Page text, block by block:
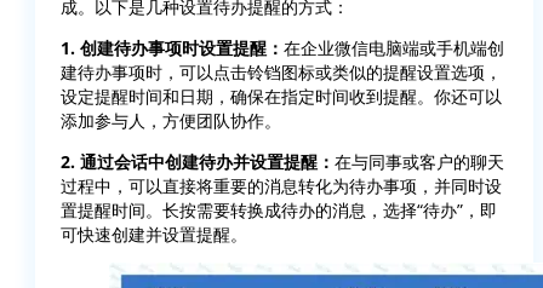
成。以下是几种设置待办提醒的方式：
1. 创建待办事项时设置提醒： 在企业微信电脑端或手机端创
建待办事项时，可以点击铃铛图标或类似的提醒设置选项，
设定提醒时间和日期，确保在指定时间收到提醒。你还可以
添加参与人，方便团队协作。
2. 通过会话中创建待办并设置提醒： 在与同事或客户的聊天
过程中，可以直接将重要的消息转化为待办事项，并同时设
置提醒时间。长按需要转换成待办的消息，选择“待办”，即
可快速创建并设置提醒。